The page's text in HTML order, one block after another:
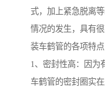
式，加上紧急脱离
情况的发生，具有很
装车鹤管的各项特点
1、密封性高：因为
车鹤管的密封圈实